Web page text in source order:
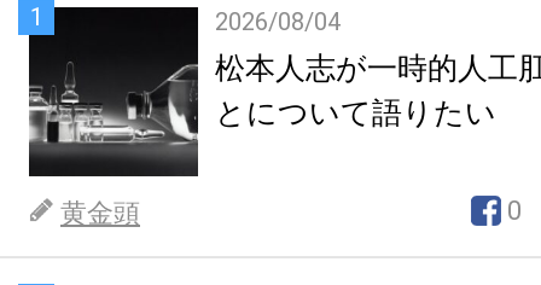
1 2026/08/04
松本人志が一時的人工
とについて語りたい
黄金頭 0